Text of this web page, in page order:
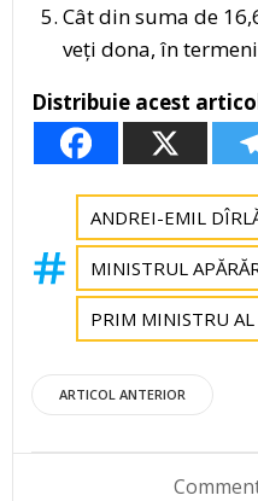
Cât din suma de
veți dona, în
Distribuie acest
ANDREI-EMIL
MINISTRUL
PRIM MINISTRU
Post
ARTICOL ANTERIOR